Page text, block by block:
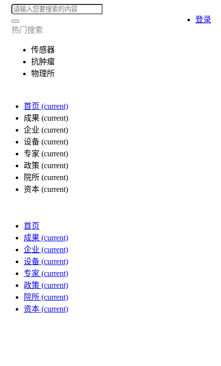
热门搜索
传感器
抗肿瘤
物理所
首页 (current)
成果 (current)
企业 (current)
设备 (current)
专家 (current)
政策 (current)
院所 (current)
资本 (current)
登录
首页
成果 (current)
企业 (current)
设备 (current)
专家 (current)
政策 (current)
院所 (current)
资本 (current)